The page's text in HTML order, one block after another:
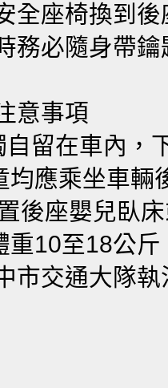
全座椅換到
務必隨身帶鑰
意事項
留在車內，
均應乘坐車輛
後座嬰兒臥
重10至18公
市交通大隊